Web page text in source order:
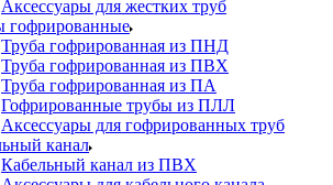
Аксессуары для жестких труб
гофрированные
Труба гофрированная из ПНД
Труба гофрированная из ПВХ
Труба гофрированная из ПА
Гофрированные трубы из ПЛЛ
Аксессуары для гофрированных труб
канал
Кабельный канал из ПВХ